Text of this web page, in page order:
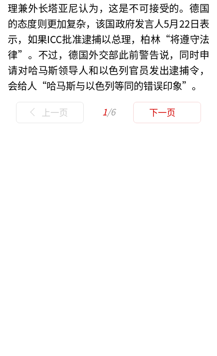
理兼外长塔亚尼认为，这是不可接受的。德国
的态度则更加复杂，该国政府发言人5月22日表
示，如果ICC批准逮捕以总理，柏林“将遵守法
律”。不过，德国外交部此前警告说，同时申
请对哈马斯领导人和以色列官员发出逮捕令，
会给人“哈马斯与以色列等同的错误印象”。
上一页 1/6 下一页